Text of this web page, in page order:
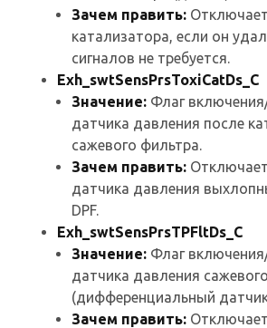
Зачем править:
катализатора, если он
сигналов не требуется.
Exh_swtSensPrsToxiCatDs_C
Значение: Флаг
датчика давления после
сажевого фильтра.
Зачем править:
датчика давления
DPF.
Exh_swtSensPrsTPFltDs_C
Значение: Флаг
датчика давления
(дифференциальный
Зачем править: